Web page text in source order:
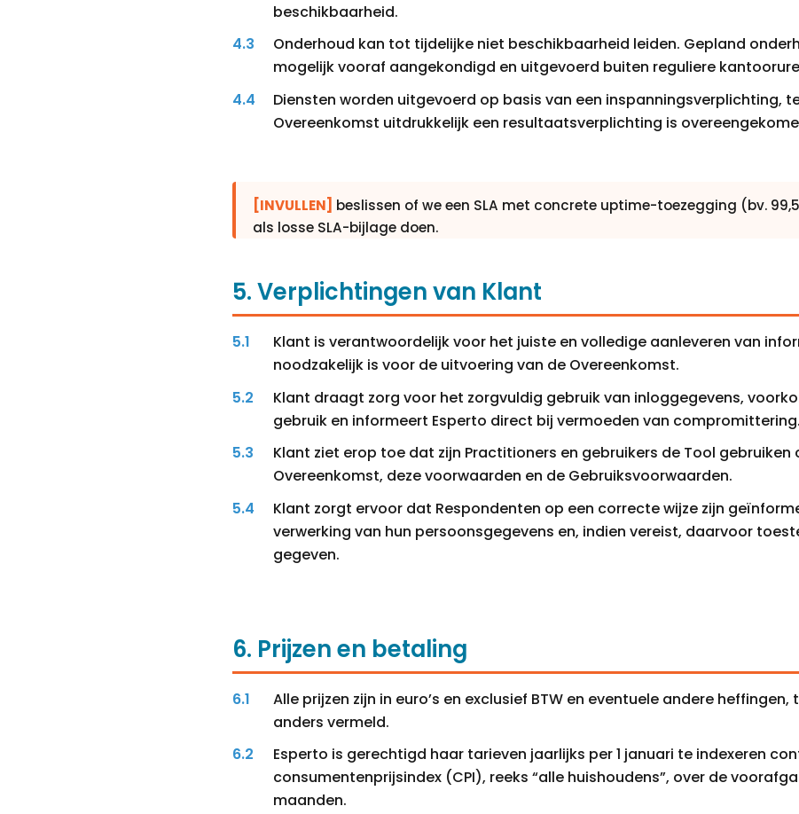
beschikbaarheid.
Onderhoud kan tot tijdelijke niet beschikbaarheid leiden. Gepland
mogelijk vooraf aangekondigd en uitgevoerd buiten reguliere
Diensten worden uitgevoerd op basis van een inspanningsverplichting,
Overeenkomst uitdrukkelijk een resultaatsverplichting is
[INVULLEN] beslissen of we een SLA met concrete uptime-toezegging (bv.
als losse SLA-bijlage doen.
5. Verplichtingen van Klant
Klant is verantwoordelijk voor het juiste en volledige aanleveren van
noodzakelijk is voor de uitvoering van de Overeenkomst.
Klant draagt zorg voor het zorgvuldig gebruik van inloggegevens,
gebruik en informeert Esperto direct bij vermoeden van compromittering.
Klant ziet erop toe dat zijn Practitioners en gebruikers de Tool gebruiken
Overeenkomst, deze voorwaarden en de Gebruiksvoorwaarden.
Klant zorgt ervoor dat Respondenten op een correcte wijze zijn
verwerking van hun persoonsgegevens en, indien vereist, daarvoor
gegeven.
6. Prijzen en betaling
Alle prijzen zijn in euro’s en exclusief BTW en eventuele andere
anders vermeld.
Esperto is gerechtigd haar tarieven jaarlijks per 1 januari te indexeren
consumentenprijsindex (CPI), reeks “alle huishoudens”, over de
maanden.